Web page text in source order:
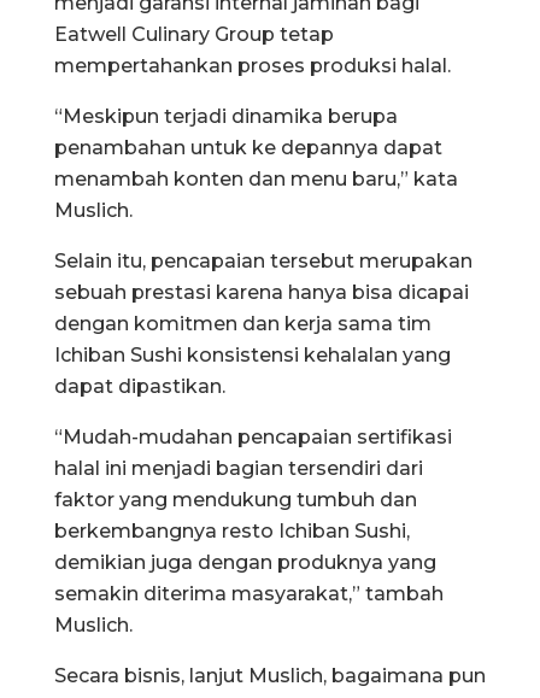
Eatwell Culinary Group tetap
mempertahankan proses produksi halal.
“Meskipun terjadi dinamika berupa
penambahan untuk ke depannya dapat
menambah konten dan menu baru,” kata
Muslich.
Selain itu, pencapaian tersebut merupakan
sebuah prestasi karena hanya bisa dicapai
dengan komitmen dan kerja sama tim
Ichiban Sushi konsistensi kehalalan yang
dapat dipastikan.
“Mudah-mudahan pencapaian sertifikasi
halal ini menjadi bagian tersendiri dari
faktor yang mendukung tumbuh dan
berkembangnya resto Ichiban Sushi,
demikian juga dengan produknya yang
semakin diterima masyarakat,” tambah
Muslich.
Secara bisnis, lanjut Muslich, bagaimana pun